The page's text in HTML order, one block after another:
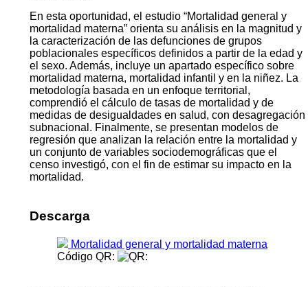
En esta oportunidad, el estudio “Mortalidad general y
mortalidad materna” orienta su análisis en la magnitud y
la caracterización de las defunciones de grupos
poblacionales específicos definidos a partir de la edad y
el sexo. Además, incluye un apartado específico sobre
mortalidad materna, mortalidad infantil y en la niñez. La
metodología basada en un enfoque territorial,
comprendió el cálculo de tasas de mortalidad y de
medidas de desigualdades en salud, con desagregación
subnacional. Finalmente, se presentan modelos de
regresión que analizan la relación entre la mortalidad y
un conjunto de variables sociodemográficas que el
censo investigó, con el fin de estimar su impacto en la
mortalidad.
Descarga
Mortalidad general y mortalidad materna
Código QR: